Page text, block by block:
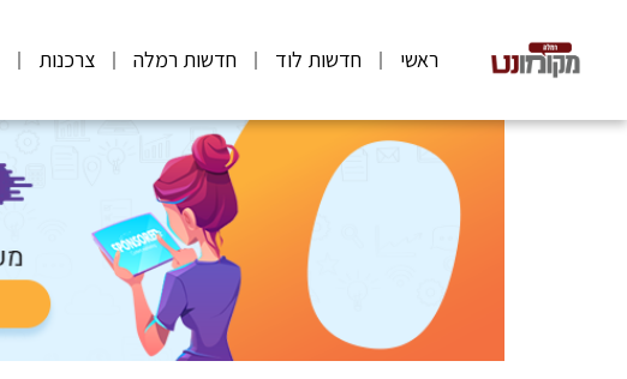
ראשי חדשות לוד חדשות רמלה צרכנות